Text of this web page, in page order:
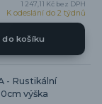
1 247,11 Kč bez DPH
K odeslání do 2 týdnů
do košíku
- Rustikální
výška